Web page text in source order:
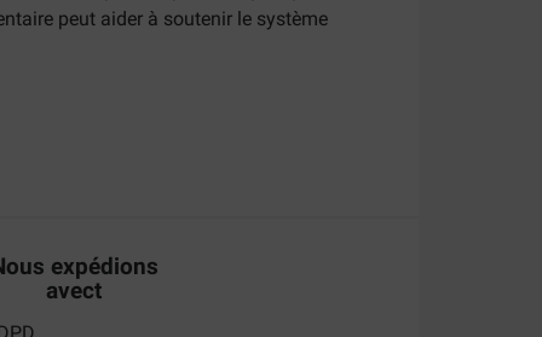
peut aider à soutenir le système
expédions
avect